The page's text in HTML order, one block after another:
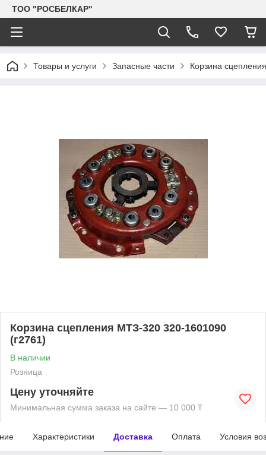
TOO "РОСБЕЛКАР"
Товары и услуги Запасные части Корзина
Корзина сцепления МТЗ-320 320-1601090
(г2761)
В наличии
Розница
Цену уточняйте
Минимальная сумма заказа на сайте — 10 000 ₸
Характеристики Доставка Оплата Условия